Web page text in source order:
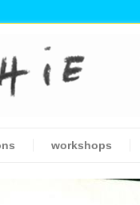
workshops